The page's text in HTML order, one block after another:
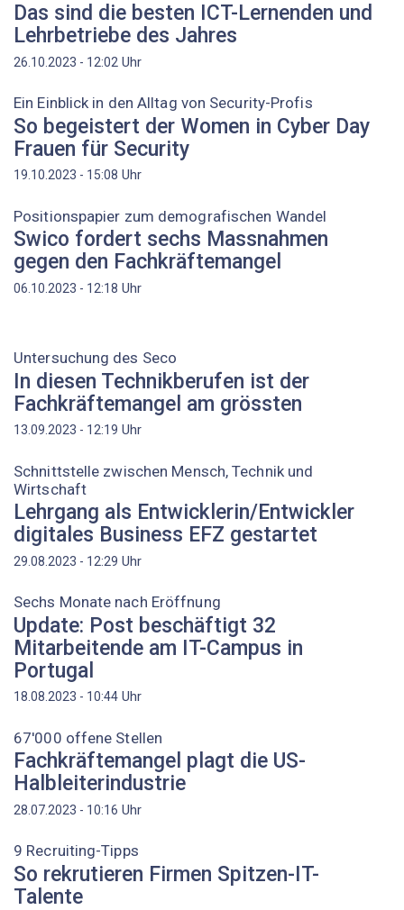
Das sind die besten ICT-Lernenden und
Lehrbetriebe des Jahres
26.10.2023 - 12:02 Uhr
Ein Einblick in den Alltag von Security-Profis
So begeistert der Women in Cyber Day
Frauen für Security
19.10.2023 - 15:08 Uhr
Positionspapier zum demografischen Wandel
Swico fordert sechs Massnahmen
gegen den Fachkräftemangel
06.10.2023 - 12:18 Uhr
Untersuchung des Seco
In diesen Technikberufen ist der
Fachkräftemangel am grössten
13.09.2023 - 12:19 Uhr
Schnittstelle zwischen Mensch, Technik und
Wirtschaft
Lehrgang als Entwicklerin/Entwickler
digitales Business EFZ gestartet
29.08.2023 - 12:29 Uhr
Sechs Monate nach Eröffnung
Update: Post beschäftigt 32
Mitarbeitende am IT-Campus in
Portugal
18.08.2023 - 10:44 Uhr
67'000 offene Stellen
Fachkräftemangel plagt die US-
Halbleiterindustrie
28.07.2023 - 10:16 Uhr
9 Recruiting-Tipps
So rekrutieren Firmen Spitzen-IT-
Talente